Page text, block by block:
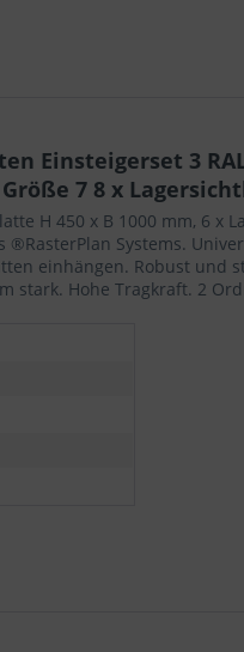
3
7 8 x
H 450 x B 1000 mm, 6 x
Systems.
einhängen. Robust
stark. Hohe Tragkraft. 2